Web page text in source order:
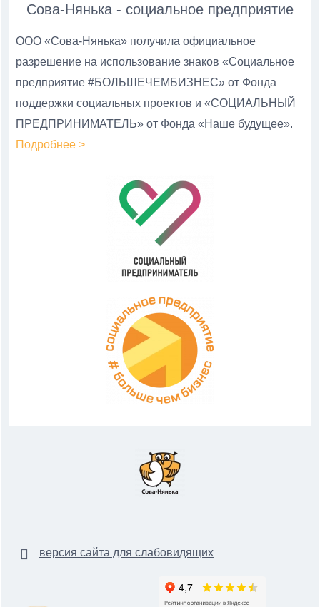
Сова-Нянька - социальное предприятие
ООО «Сова-Нянька» получила официальное
разрешение на использование знаков «Социальное
предприятие #БОЛЬШЕЧЕМБИЗНЕС» от Фонда
поддержки социальных проектов и «СОЦИАЛЬНЫЙ
ПРЕДПРИНИМАТЕЛЬ» от Фонда «Наше будущее».
Подробнее >
версия сайта для слабовидящих